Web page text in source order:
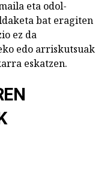
eta odol-
bat eragiten
ez da
edo arriskutsuak
eskatzen.